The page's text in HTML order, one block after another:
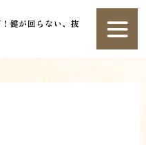
鍵が回らない、抜